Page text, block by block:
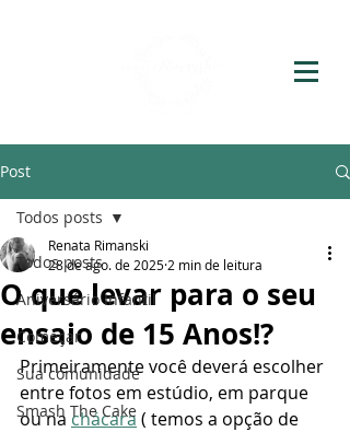
Post
Todos posts
Aniversário Infantil
Começar
Sua comunidade
Smash The Cake
Todos posts
O que levar para o seu
ensaio de 15 Anos!?
Renata Rimanski
28 de ago. de 2025 2 min de leitura
Primeiramente você deverá escolher
entre fotos em estúdio, em parque
ou na chácara ( temos a opção de